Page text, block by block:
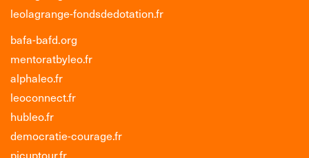
leolagrange-fondsdedotation.fr
bafa-bafd.org
mentoratbyleo.fr
alphaleo.fr
leoconnect.fr
hubleo.fr
democratie-courage.fr
picuptour.fr